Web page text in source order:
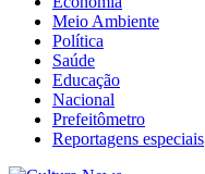
Meio Ambiente
Política
Saúde
Educação
Nacional
Prefeitômetro
Reportagens especiais